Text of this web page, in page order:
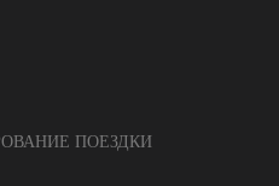
ПОЕЗДКИ